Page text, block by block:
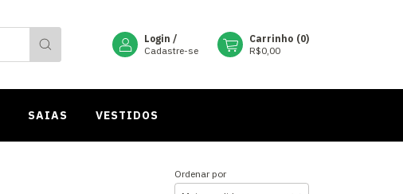
Login /
Cadastre-se
Carrinho (0)
R$0,00
SAIAS VESTIDOS
Ordenar por